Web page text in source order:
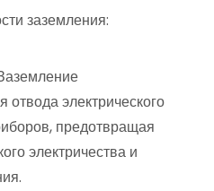
заземления:
отвода электрического
предотвращая
электричества и